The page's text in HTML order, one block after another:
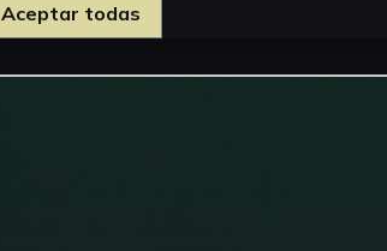
Aceptar todas